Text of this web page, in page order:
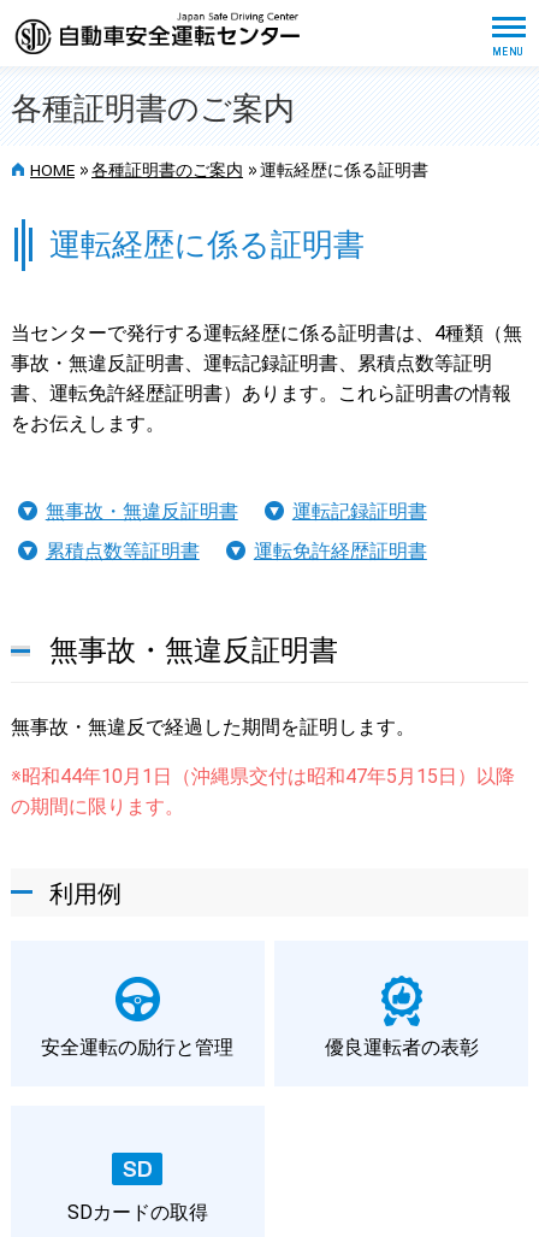
各種証明書のご案内
HOME >> 各種証明書のご案内 >> 運転経歴に係る証明書
運転経歴に係る証明書
当センターで発行する運転経歴に係る証明書は、4種類（無
事故・無違反証明書、運転記録証明書、累積点数等証明
書、運転免許経歴証明書）あります。これら証明書の情報
をお伝えします。
無事故・無違反証明書
運転記録証明書
累積点数等証明書
運転免許経歴証明書
無事故・無違反証明書
無事故・無違反で経過した期間を証明します。
※昭和44年10月1日（沖縄県交付は昭和47年5月15日）以降
の期間に限ります。
利用例
安全運転の励行と管理 優良運転者の表彰
SDカードの取得